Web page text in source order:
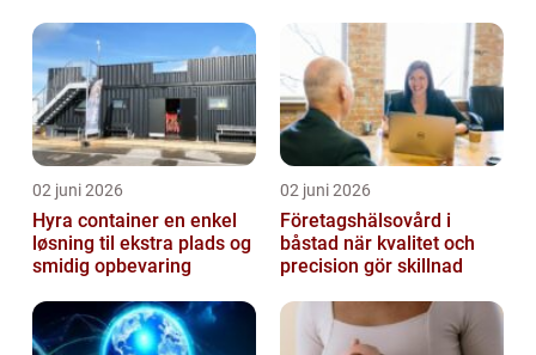
02 juni 2026
Hyra container en enkel
løsning til ekstra plads og
smidig opbevaring
02 juni 2026
Företagshälsovård i
båstad när kvalitet och
precision gör skillnad